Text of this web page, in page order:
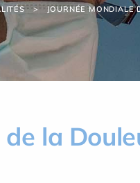
JOURNÉE MONDIALE
la